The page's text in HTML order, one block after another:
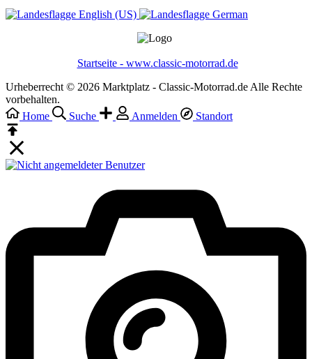
English (US)‎ German‎
Startseite - www.classic-motorrad.de
Urheberrecht © 2026 Marktplatz - Classic-Motorrad.de Alle Rechte
vorbehalten.
Home
Suche Anmelden Standort